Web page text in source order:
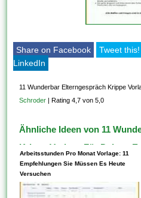
Share on Facebook Tweet this!
LinkedIn
11 Wunderbar Elterngespräch Krippe
Schroder
Rating 4,7 von 5,0
Ähnliche Ideen von 11
Krippe Vorlage Für Deinen
Arbeitsstunden Pro Monat Vorlage: 11
Empfehlungen Sie Müssen Es Heute
Versuchen